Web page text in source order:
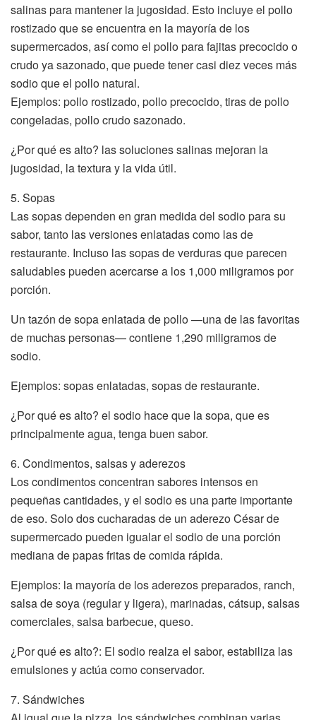
salinas para mantener la jugosidad. Esto incluye el pollo
rostizado que se encuentra en la mayoría de los
supermercados, así como el pollo para fajitas precocido o
crudo ya sazonado, que puede tener casi diez veces más
sodio que el pollo natural.
Ejemplos: pollo rostizado, pollo precocido, tiras de pollo
congeladas, pollo crudo sazonado.
¿Por qué es alto? las soluciones salinas mejoran la
jugosidad, la textura y la vida útil.
5. Sopas
Las sopas dependen en gran medida del sodio para su
sabor, tanto las versiones enlatadas como las de
restaurante. Incluso las sopas de verduras que parecen
saludables pueden acercarse a los 1,000 miligramos por
porción.
Un tazón de sopa enlatada de pollo —una de las favoritas
de muchas personas— contiene 1,290 miligramos de
sodio.
Ejemplos: sopas enlatadas, sopas de restaurante.
¿Por qué es alto? el sodio hace que la sopa, que es
principalmente agua, tenga buen sabor.
6. Condimentos, salsas y aderezos
Los condimentos concentran sabores intensos en
pequeñas cantidades, y el sodio es una parte importante
de eso. Solo dos cucharadas de un aderezo César de
supermercado pueden igualar el sodio de una porción
mediana de papas fritas de comida rápida.
Ejemplos: la mayoría de los aderezos preparados, ranch,
salsa de soya (regular y ligera), marinadas, cátsup, salsas
comerciales, salsa barbecue, queso.
¿Por qué es alto?: El sodio realza el sabor, estabiliza las
emulsiones y actúa como conservador.
7. Sándwiches